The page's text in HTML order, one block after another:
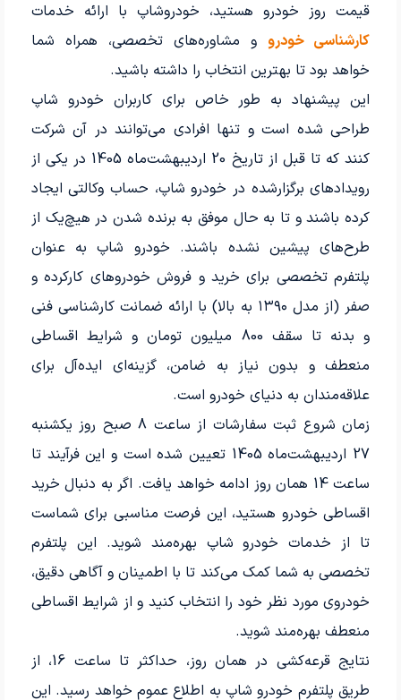
قیمت روز خودرو هستید، خودروشاپ با ارائه خدمات
کارشناسی خودروو مشاوره‌های تخصصی، همراه شما
خواهد بود تا بهترین انتخاب را داشته باشید.
این پیشنهاد به طور خاص برای کاربران خودرو شاپ
طراحی شده است و تنها افرادی می‌توانند در آن شرکت
کنند که تا قبل از تاریخ 20 اردیبهشت‌ماه 1405 در یکی از
رویدادهای برگزارشده در خودرو شاپ، حساب وکالتی ایجاد
کرده باشند و تا به حال موفق به برنده شدن در هیچ‌یک از
طرح‌های پیشین نشده باشند. خودرو شاپ به عنوان
پلتفرم تخصصی برای خرید و فروش خودروهای کارکرده و
صفر (از مدل ۱۳۹۰ به بالا) با ارائه ضمانت کارشناسی فنی
و بدنه تا سقف 800 میلیون تومان و شرایط اقساطی
منعطف و بدون نیاز به ضامن، گزینه‌ای ایده‌آل برای
علاقه‌مندان به دنیای خودرو است.
زمان شروع ثبت سفارشات از ساعت 8 صبح روز یکشنبه
27 اردیبهشت‌ماه 1405 تعیین شده است و این فرآیند تا
ساعت 14 همان روز ادامه خواهد یافت. اگر به دنبال خرید
اقساطی خودرو هستید، این فرصت مناسبی برای شماست
تا از خدمات خودرو شاپ بهره‌مند شوید. این پلتفرم
تخصصی به شما کمک می‌کند تا با اطمینان و آگاهی دقیق،
خودروی مورد نظر خود را انتخاب کنید و از شرایط اقساطی
منعطف بهره‌مند شوید.
نتایج قرعه‌کشی در همان روز، حداکثر تا ساعت 16، از
طریق پلتفرم خودرو شاپ به اطلاع عموم خواهد رسید. این